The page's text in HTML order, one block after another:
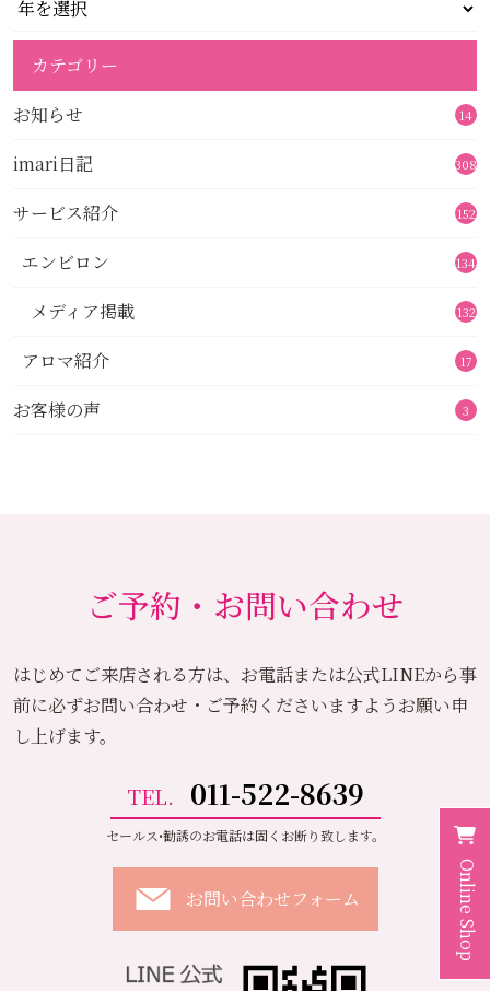
カテゴリー
お知らせ
14
imari日記 308
サービス紹介 152
エンビロン 134
メディア掲載 132
アロマ紹介 17
お客様の声 3
ご予約・お問い合わせ
はじめてご来店される方は、お電話または公式LINEから事
前に必ずお問い合わせ・ご予約くださいますようお願い申
し上げます。
TEL. 011-522-8639
セールス•勧誘のお電話は固くお断り致します。
お問い合わせフォーム Online Shop